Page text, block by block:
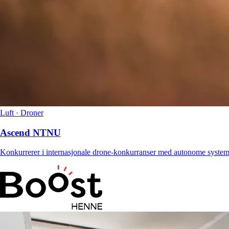
Luft · Droner
Ascend NTNU
Konkurrerer i internasjonale drone-konkurranser med autonome